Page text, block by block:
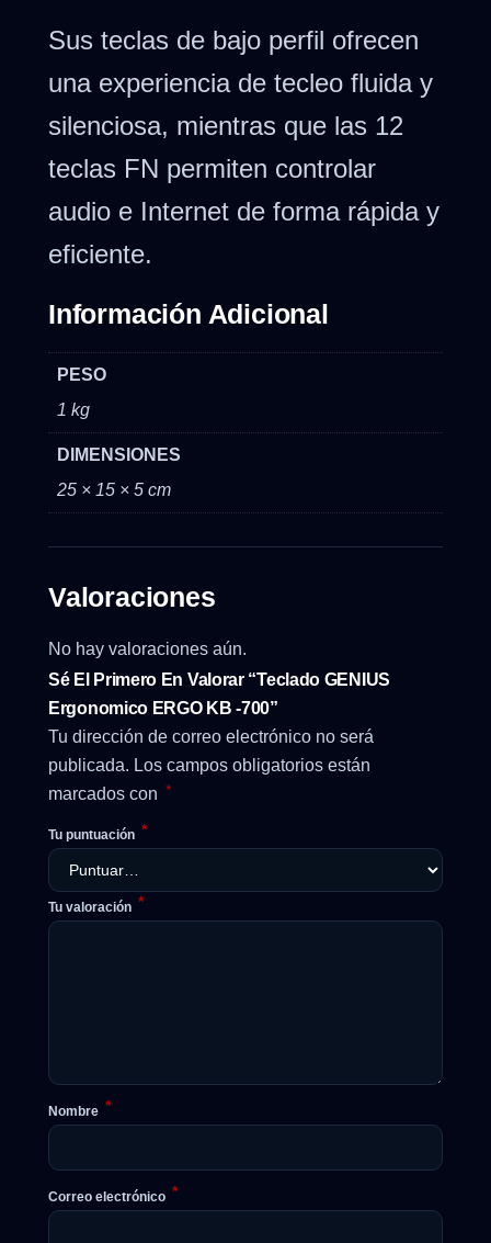
Sus teclas de bajo perfil ofrecen
una experiencia de tecleo fluida y
silenciosa, mientras que las 12
teclas FN permiten controlar
audio e Internet de forma rápida y
eficiente.
Información Adicional
PESO
1 kg
DIMENSIONES
25 × 15 × 5 cm
Valoraciones
No hay valoraciones aún.
Sé El Primero En Valorar “Teclado GENIUS
Ergonomico ERGO KB -700”
Tu dirección de correo electrónico no será
publicada. Los campos obligatorios están
marcados con *
Tu puntuación *
Tu valoración *
Nombre *
Correo electrónico *